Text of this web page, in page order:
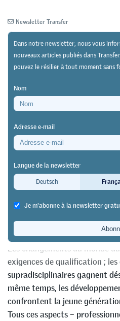
Newsletter
31/08/21
Réforme Employée-e-s de
Quelle est la place
générale dans la
commerciale
Les changements du monde
exigences de qualification ;
supradisciplinaires gagnent
même temps, les
confrontent la jeune
Tous ces aspects –
Newsletter Transfer
Dans notre newsletter, nous vous
nouveaux articles publiés dans
pouvez le résilier à tout moment sans
Nom
Adresse e-mail
Langue de la newsletter
Deutsch
Je m'abonne à la newsletter